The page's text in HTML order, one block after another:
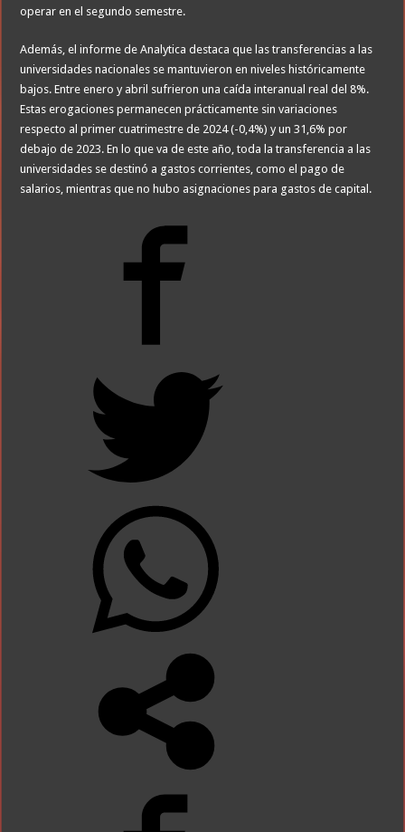
operar en el segundo semestre.
Además, el informe de Analytica destaca que las transferencias a las
universidades nacionales se mantuvieron en niveles históricamente
bajos. Entre enero y abril sufrieron una caída interanual real del 8%.
Estas erogaciones permanecen prácticamente sin variaciones
respecto al primer cuatrimestre de 2024 (-0,4%) y un 31,6% por
debajo de 2023. En lo que va de este año, toda la transferencia a las
universidades se destinó a gastos corrientes, como el pago de
salarios, mientras que no hubo asignaciones para gastos de capital.